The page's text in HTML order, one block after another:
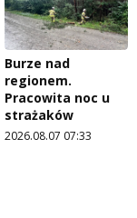
Burze nad
regionem.
Pracowita noc u
strażaków
2026.08.07 07:33